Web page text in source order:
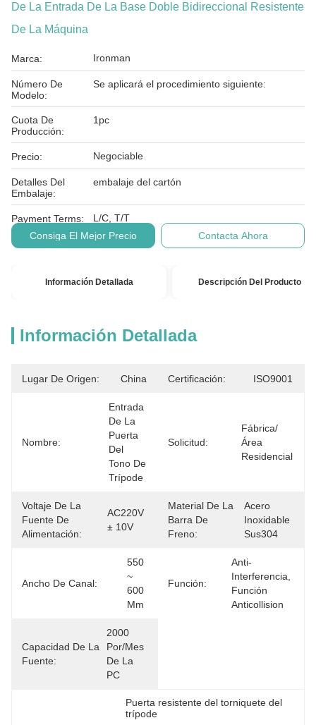
De La Entrada De La Base Doble Bidireccional Resistente
De La Máquina
Marca: Ironman
Número De
Modelo:
Se aplicará el procedimiento siguiente:
Cuota De
Producción:
1pc
Precio: Negociable
Detalles Del
Embalaje:
embalaje del cartón
Payment Terms:
L/C, T/T
Consiga El Mejor Precio
Contacta Ahora
Información Detallada Descripción Del Producto
Información Detallada
Lugar De Origen: China Certificación: ISO9001
Nombre:
Entrada
De La
Puerta
Del
Tono De
Trípode
Solicitud:
Fábrica/
Área
Residencial
Voltaje De La
Fuente De
Alimentación:
AC220V
± 10V
Material De La
Barra De
Freno:
Acero
Inoxidable
Sus304
Ancho De Canal:
550
~
600
Mm
Función:
Anti-
Interferencia,
Función
Anticollision
Capacidad De La
Fuente:
2000
Por/mes
De La
PC
Puerta resistente del torniquete del
trípode